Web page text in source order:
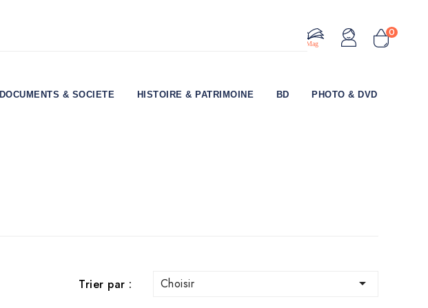
0
Le Mag
DOCUMENTS & SOCIETE HISTOIRE & PATRIMOINE BD PHOTO & DVD
Trier par : Choisir 